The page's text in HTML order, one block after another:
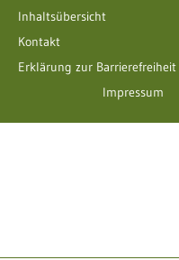
Inhaltsübersicht
Kontakt
Erklärung zur Barrierefreiheit
Impressum